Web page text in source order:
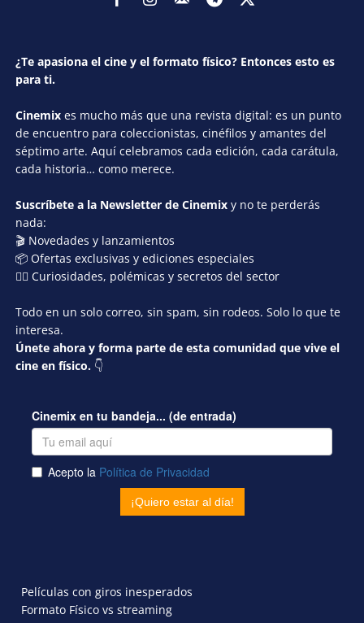
¿Te apasiona el cine y el formato físico? Entonces esto es
para ti.
Cinemix es mucho más que una revista digital: es un punto
de encuentro para coleccionistas, cinéfilos y amantes del
séptimo arte. Aquí celebramos cada edición, cada carátula,
cada historia… como merece.
Suscríbete a la Newsletter de Cinemix y no te perderás
nada:
🎬 Novedades y lanzamientos
📦 Ofertas exclusivas y ediciones especiales
🕵️‍♂️ Curiosidades, polémicas y secretos del sector
Todo en un solo correo, sin spam, sin rodeos. Solo lo que te
interesa.
Únete ahora y forma parte de esta comunidad que vive el
cine en físico. 👇
Películas con giros inesperados
Formato Físico vs streaming